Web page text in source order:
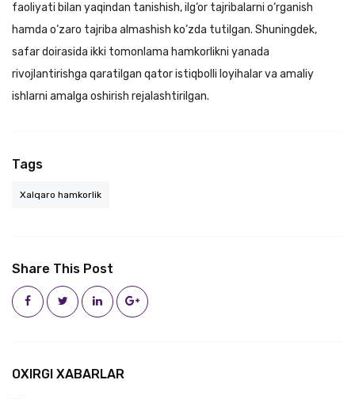
faoliyati bilan yaqindan tanishish, ilg‘or tajribalarni o‘rganish
hamda o‘zaro tajriba almashish ko‘zda tutilgan. Shuningdek,
safar doirasida ikki tomonlama hamkorlikni yanada
rivojlantirishga qaratilgan qator istiqbolli loyihalar va amaliy
ishlarni amalga oshirish rejalashtirilgan.
Tags
Xalqaro hamkorlik
Share This Post
OXIRGI XABARLAR